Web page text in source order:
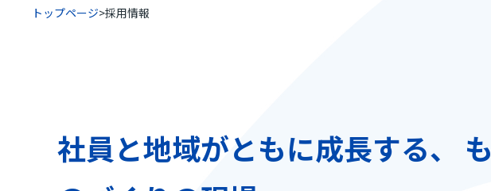
トップページ>採用情報
社員と地域がともに成長する、 も